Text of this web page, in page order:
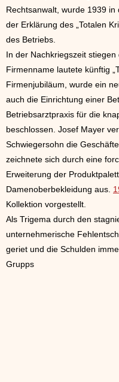
Rechtsanwalt, wurde 1939
der Erklärung des „Totalen
des Betriebs.
In der Nachkriegszeit
Firmenname lautete künftig
Firmenjubiläum, wurde ein
auch die Einrichtung einer
Betriebsarztpraxis für die
beschlossen. Josef Mayer
Schwiegersohn die
zeichnete sich durch eine
Erweiterung der
Damenoberbekleidung aus.
Kollektion vorgestellt.
Als Trigema durch den
unternehmerische
geriet und die Schulden
Grupps